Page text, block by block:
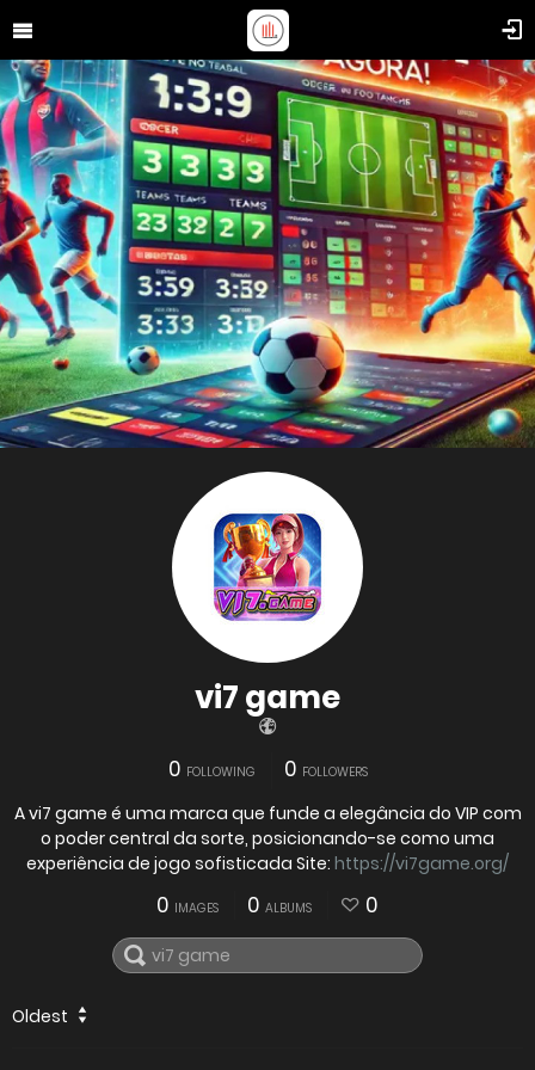
vi7 game
0 FOLLOWING 0 FOLLOWERS
A vi7 game é uma marca que funde a elegância do VIP com
o poder central da sorte, posicionando-se como uma
experiência de jogo sofisticada Site: https://vi7game.org/
0 IMAGES 0 ALBUMS 0
Oldest